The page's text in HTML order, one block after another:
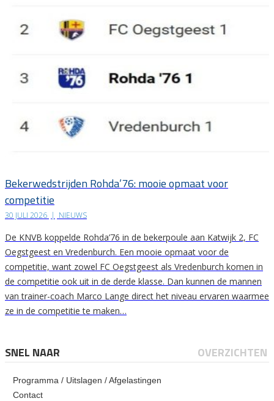
Bekerwedstrijden Rohda’76: mooie opmaat voor
competitie
30 JULI 2026 | NIEUWS
De KNVB koppelde Rohda’76 in de bekerpoule aan Katwijk 2, FC
Oegstgeest en Vredenburch. Een mooie opmaat voor de
competitie, want zowel FC Oegstgeest als Vredenburch komen in
de competitie ook uit in de derde klasse. Dan kunnen de mannen
van trainer-coach Marco Lange direct het niveau ervaren waarmee
ze in de competitie te maken…
SNEL NAAR OVERZICHTEN
Programma / Uitslagen / Afgelastingen
Contact